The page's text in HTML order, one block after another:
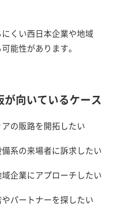
くい西日本企業や地域
能性があります。
向いているケース
の販路を開拓したい
系の来場者に訴求したい
企業にアプローチしたい
パートナーを探したい